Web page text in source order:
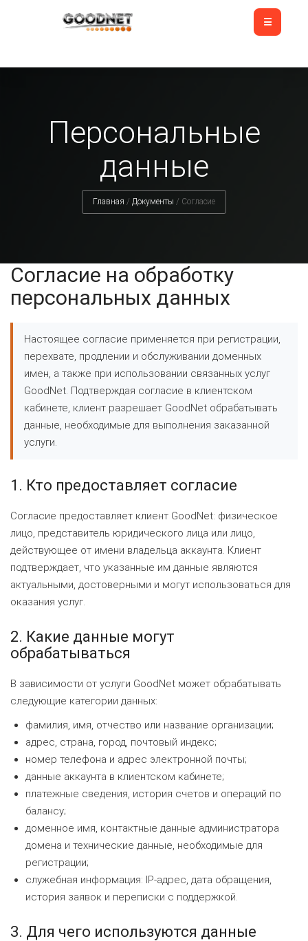
Персональные
данные
Главная / Документы / Согласие
Согласие на обработку
персональных данных
Настоящее согласие применяется при регистрации,
перехвате, продлении и обслуживании доменных
имен, а также при использовании связанных услуг
GoodNet. Подтверждая согласие в клиентском
кабинете, клиент разрешает GoodNet обрабатывать
данные, необходимые для выполнения заказанной
услуги.
1. Кто предоставляет согласие
Согласие предоставляет клиент GoodNet: физическое
лицо, представитель юридического лица или лицо,
действующее от имени владельца аккаунта. Клиент
подтверждает, что указанные им данные являются
актуальными, достоверными и могут использоваться для
оказания услуг.
2. Какие данные могут
обрабатываться
В зависимости от услуги GoodNet может обрабатывать
следующие категории данных:
фамилия, имя, отчество или название организации;
адрес, страна, город, почтовый индекс;
номер телефона и адрес электронной почты;
данные аккаунта в клиентском кабинете;
платежные сведения, история счетов и операций по
балансу;
доменное имя, контактные данные администратора
домена и технические данные, необходимые для
регистрации;
служебная информация: IP-адрес, дата обращения,
история заявок и переписки с поддержкой.
3. Для чего используются данные